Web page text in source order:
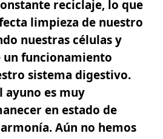
reciclaje, lo que
limpieza de nuestro
nuestras células y
un funcionamiento
sistema digestivo.
ayuno es muy
en estado de
Aún no hemos